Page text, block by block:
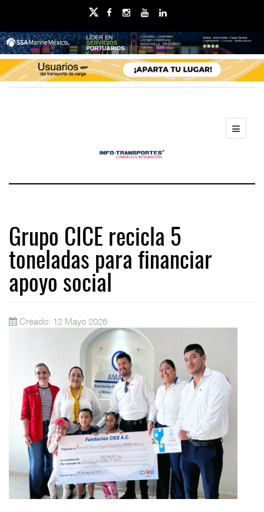
Grupo CICE recicla 5
toneladas para financiar
apoyo social
Creado: 12 Mayo 2026